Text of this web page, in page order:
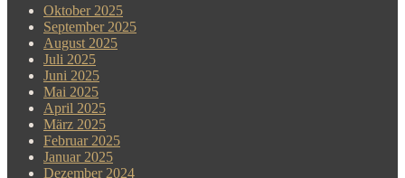
Oktober 2025
September 2025
August 2025
Juli 2025
Juni 2025
Mai 2025
April 2025
März 2025
Februar 2025
Januar 2025
Dezember 2024